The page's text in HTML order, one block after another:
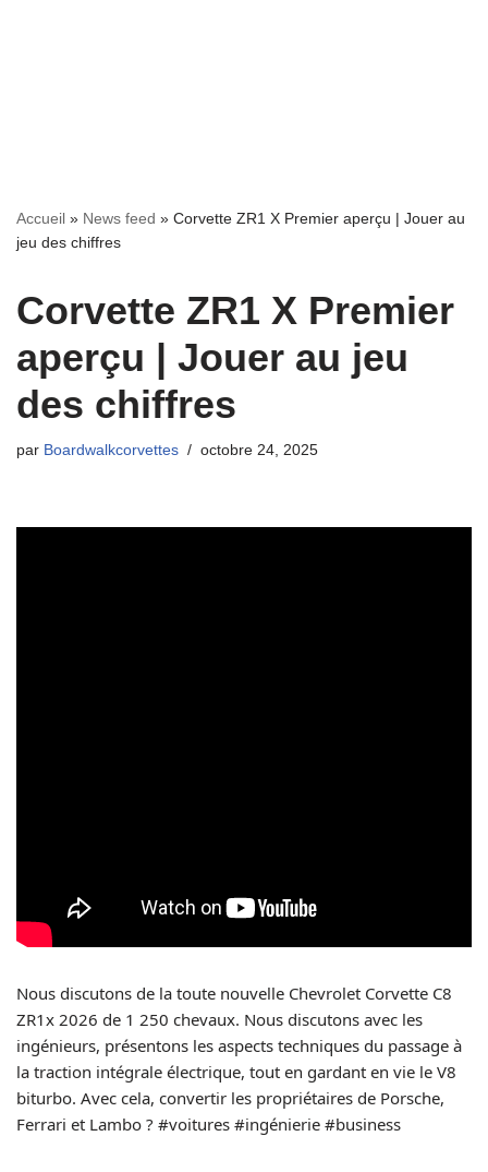
Accueil » News feed » Corvette ZR1 X Premier aperçu | Jouer au
jeu des chiffres
Corvette ZR1 X Premier
aperçu | Jouer au jeu
des chiffres
par Boardwalkcorvettes octobre 24, 2025
Nous discutons de la toute nouvelle Chevrolet Corvette C8
ZR1x 2026 de 1 250 chevaux. Nous discutons avec les
ingénieurs, présentons les aspects techniques du passage à
la traction intégrale électrique, tout en gardant en vie le V8
biturbo. Avec cela, convertir les propriétaires de Porsche,
Ferrari et Lambo ? #voitures #ingénierie #business